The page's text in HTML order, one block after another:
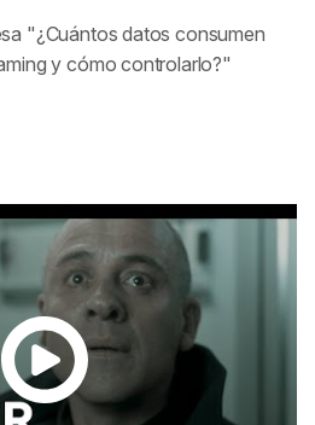
"¿Cuántos datos consumen
y cómo controlarlo?"